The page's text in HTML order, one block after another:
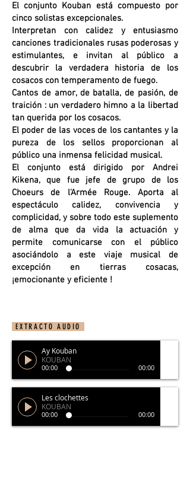
El conjunto Kouban está compuesto por
cinco solistas excepcionales.
Interpretan con calidez y entusiasmo
canciones tradicionales rusas poderosas y
estimulantes, e invitan al público a
descubrir la verdadera historia de los
cosacos con temperamento de fuego.
Cantos de amor, de batalla, de pasión, de
traición : un verdadero himno a la libertad
tan querida por los cosacos.
El poder de las voces de los cantantes y la
pureza de los sellos proporcionan al
público una inmensa felicidad musical.
El conjunto está dirigido por Andrei
Kikena, que fue jefe de grupo de los
Choeurs de l'Armée Rouge. Aporta al
espectáculo calidez, convivencia y
complicidad, y sobre todo este suplemento
de alma que da vida la actuación y
permite comunicarse con el público
asociándolo a este viaje musical de
excepción en tierras cosacas,
¡emocionante y eficiente !
EXTRACTO AUDIO
Ay Kouban
KOUBAN
00:00 00:00
Les clochettes
KOUBAN
00:00 00:00